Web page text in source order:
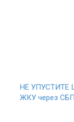
НЕ УПУСТИТЕ
ЖКУ через